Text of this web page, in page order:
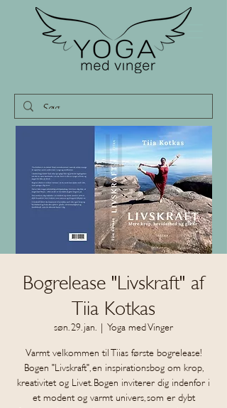
Bogrelease "Livskraft" af
Tiia Kotkas
søn. 29. jan. Yoga med Vinger
Varmt velkommen til Tiias første bogrelease!
Bogen "Livskraft", en inspirationsbog om krop,
kreativitet og Livet. Bogen inviterer dig indenfor i
et modent og varmt univers, som er dybt